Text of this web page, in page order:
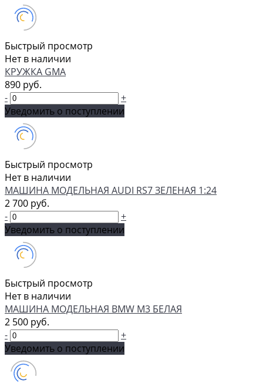
Быстрый просмотр
Нет в наличии
КРУЖКА GMA
890 руб.
-
+
Уведомить о поступлении
Быстрый просмотр
Нет в наличии
МАШИНА МОДЕЛЬНАЯ AUDI RS7 ЗЕЛЕНАЯ 1:24
2 700 руб.
-
+
Уведомить о поступлении
Быстрый просмотр
Нет в наличии
МАШИНА МОДЕЛЬНАЯ BMW M3 БЕЛАЯ
2 500 руб.
-
+
Уведомить о поступлении